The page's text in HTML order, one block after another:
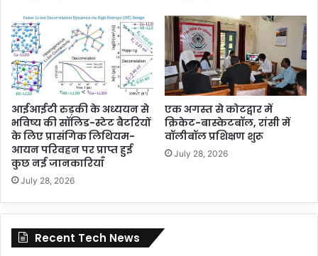
आईआईटी रुड़की के अध्ययन से
भविष्य की सॉलिड-स्टेट बैटरियों
के लिए प्रासंगिक लिथियम-
आयन परिवहन पर प्राप्त हुई
कुछ नई जानकारियाँ
July 28, 2026
एक अगस्त से कोटद्वार में
क्रिकेट-बास्केटबॉल, रांसी में
वॉलीबॉल प्रशिक्षण शुरू
July 28, 2026
Recent Tech News